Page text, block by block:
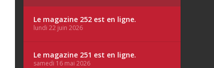
Le magazine 252 est en ligne.
lundi 22 juin 2026
Le magazine 251 est en ligne.
samedi 16 mai 2026